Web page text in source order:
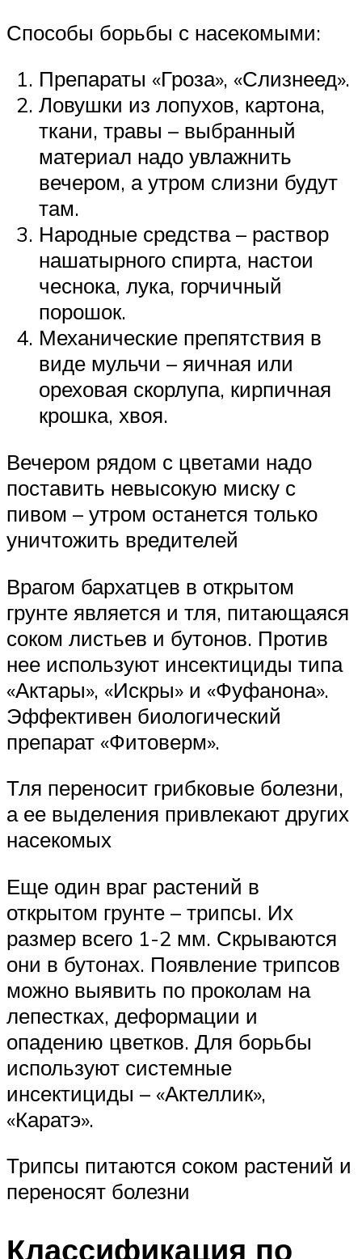
Способы борьбы с насекомыми:
Препараты «Гроза», «Слизнеед».
Ловушки из лопухов, картона,
ткани, травы – выбранный
материал надо увлажнить
вечером, а утром слизни будут
там.
Народные средства – раствор
нашатырного спирта, настои
чеснока, лука, горчичный
порошок.
Механические препятствия в
виде мульчи – яичная или
ореховая скорлупа, кирпичная
крошка, хвоя.
Вечером рядом с цветами надо
поставить невысокую миску с
пивом – утром останется только
уничтожить вредителей
Врагом бархатцев в открытом
грунте является и тля, питающаяся
соком листьев и бутонов. Против
нее используют инсектициды типа
«Актары», «Искры» и «Фуфанона».
Эффективен биологический
препарат «Фитоверм».
Тля переносит грибковые болезни,
а ее выделения привлекают других
насекомых
Еще один враг растений в
открытом грунте – трипсы. Их
размер всего 1-2 мм. Скрываются
они в бутонах. Появление трипсов
можно выявить по проколам на
лепестках, деформации и
опадению цветков. Для борьбы
используют системные
инсектициды – «Актеллик»,
«Каратэ».
Трипсы питаются соком растений и
переносят болезни
Классификация по